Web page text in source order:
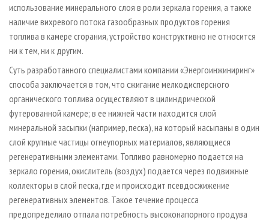
использование минерального слоя в роли зеркала горения, а также
наличие вихревого потока газообразных продуктов горения
топлива в камере сгорания, устройство конструктивно не относится
ни к тем, ни к другим.
Суть разработанного специалистами компании «Энергоинжиниринг»
способа заключается в том, что сжигание мелкодисперсного
органического топлива осуществляют в цилиндрической
футерованной камере; в ее нижней части находится слой
минеральной засыпки (например, песка), на который насыпаны в один
слой крупные частицы огнеупорных материалов, являющиеся
регенеративными элементами. Топливо равномерно подается на
зеркало горения, окислитель (воздух) подается через подвижные
коллекторы в слой песка, где и происходит псевдосжижение
регенеративных элементов. Такое течение процесса
предопределило отпала потребность высоконапорного продува